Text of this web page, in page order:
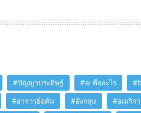
#ปัญญาประดิษฐ์ #ai คืออะไร
#อาจารย์อดัม #อังกฤษ
#อเมริกา